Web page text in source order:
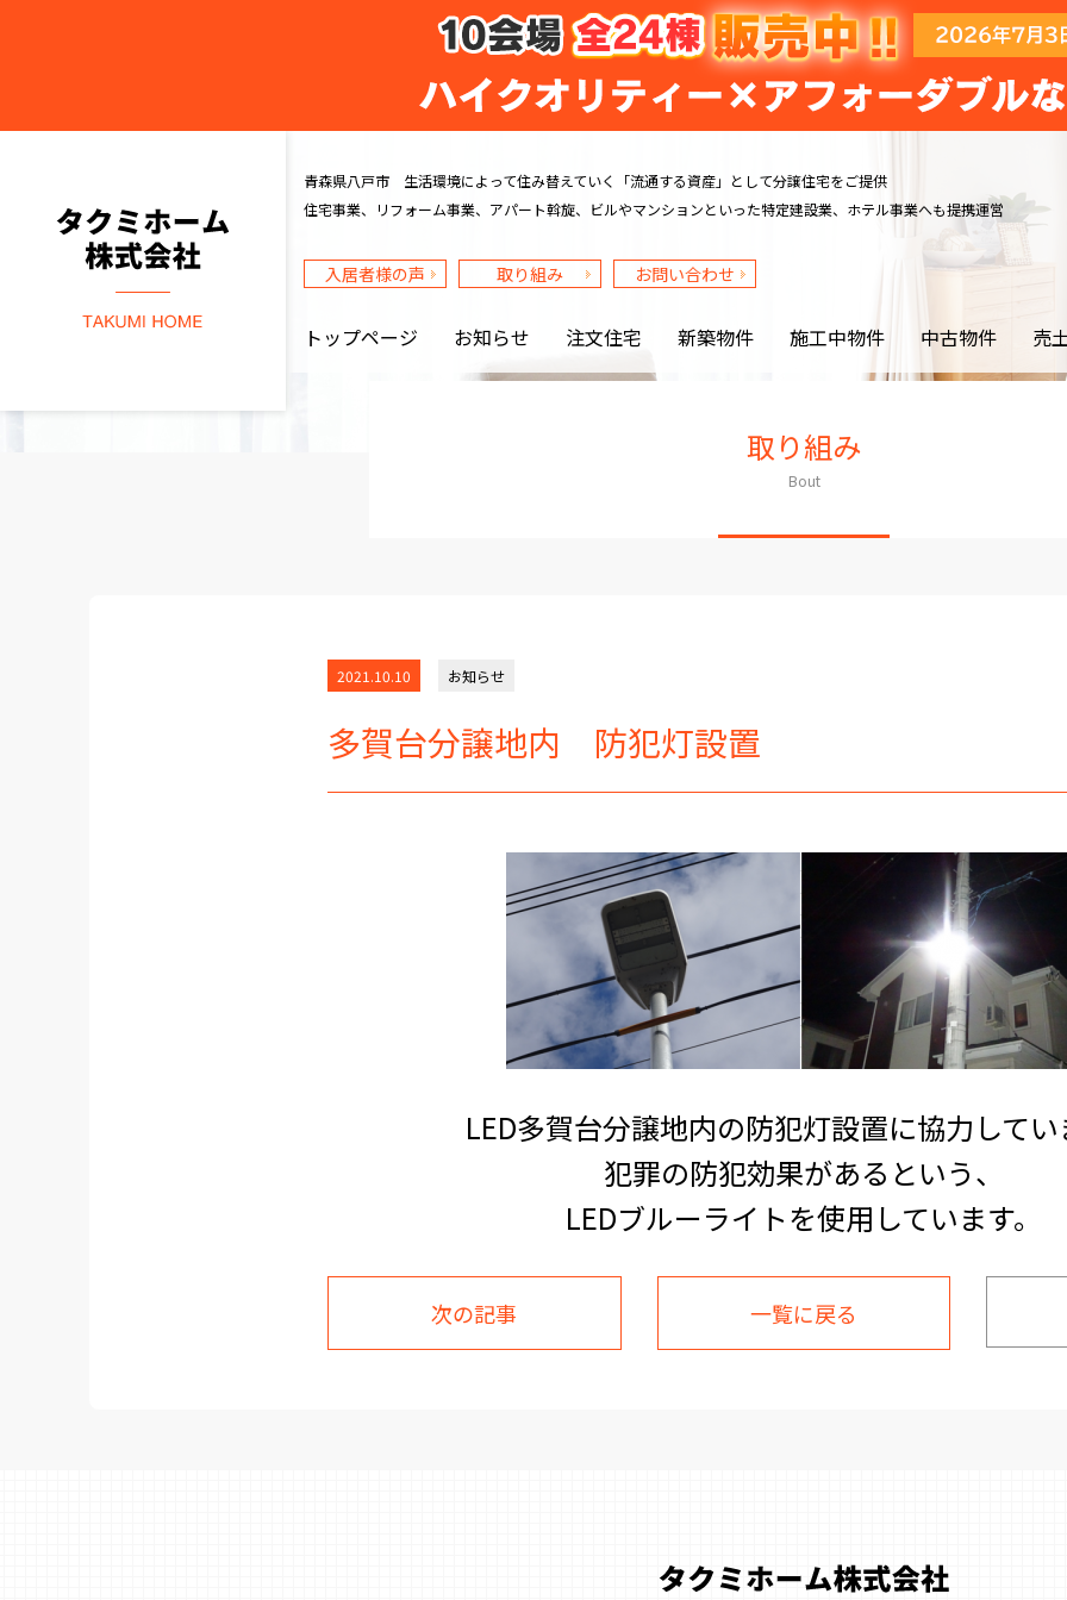
青森県八戸市 生活環境によって住み替えていく
「流通する資産」として分譲住宅をご提供
住宅事業、リフォーム事業、アパート斡旋、ビルやマンションといった特定建設業、ホテル事業へも提携運営
入居者様の声 取り組み お問い合わせ
トップページ お知らせ 注文住宅 新築物件 施工中物件 中古物件 売
取り組み
Bout
2021.10.10 お知らせ
多賀台分譲地内 防犯灯設置
LED多賀台分譲地内の防犯灯設置に協力してい
犯罪の防犯効果があるという、
LEDブルーライトを使用しています。
次の記事 一覧に戻る